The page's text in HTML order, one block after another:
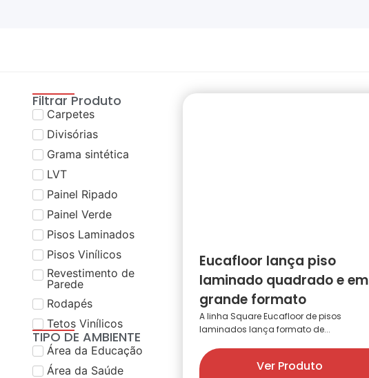
Filtrar Produto
Carpetes
Divisórias
Grama sintética
LVT
Painel Ripado
Painel Verde
Pisos Laminados
Pisos Vinílicos
Revestimento de
Parede
Rodapés
Tetos Vinílicos
TIPO DE AMBIENTE
Área da Educação
Área da Saúde
Eucafloor lança piso
laminado quadrado e em
grande formato
A linha Square Eucafloor de pisos
laminados lança formato de...
Ver Produto